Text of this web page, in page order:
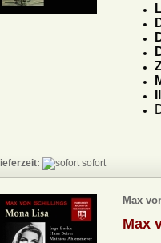
sofort
Max
Max